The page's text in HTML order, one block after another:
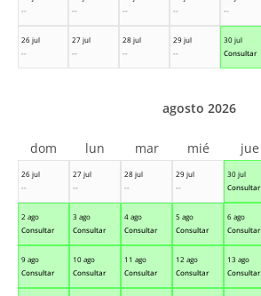
--
--
--
--
--
26 jul
--
27 jul
--
28 jul
--
29 jul
--
30 jul
Consultar
26 jul
--
27 jul
--
28 jul
--
29 jul
--
30 jul
Consultar
2 ago
Consultar
3 ago
Consultar
4 ago
Consultar
5 ago
Consultar
6 ago
Consultar
9 ago
Consultar
10 ago
Consultar
11 ago
Consultar
12 ago
Consultar
13 ago
Consultar
agosto 2026
dom lun mar mié jue